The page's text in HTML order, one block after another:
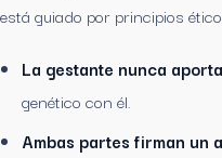
está guiado por principios
La gestante nunca
genético con él.
Ambas partes firman un